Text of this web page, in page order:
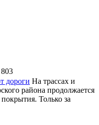
803
дороги На трассах и
района продолжается
Только за